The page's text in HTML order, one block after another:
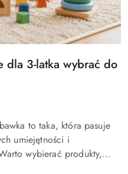
dla 3-latka wybrać do
to taka, która pasuje
umiejętności i
wybierać produkty,